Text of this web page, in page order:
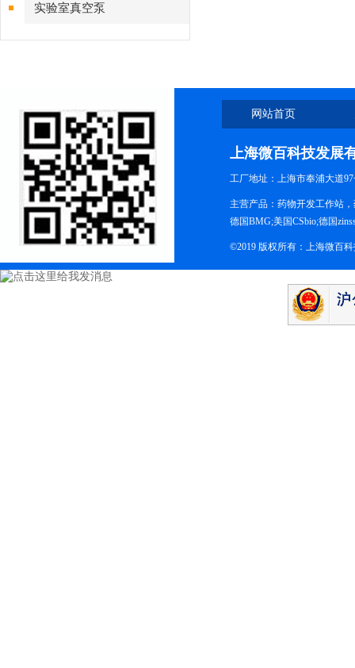
实验室真空泵
网站首页
上海微百科技发展
工厂地址：上海市奉浦大道
主营产品：药物开发工作站
德国BMG;美国CSbio;德国
©2019 版权所有：上海微百